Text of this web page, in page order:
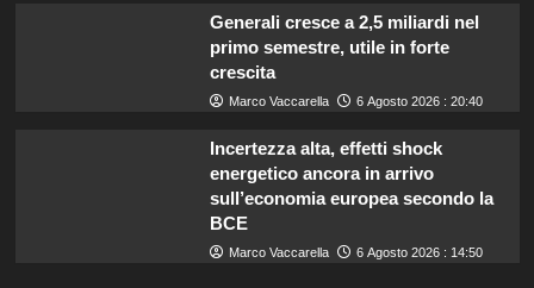
Generali cresce a 2,5 miliardi nel
primo semestre, utile in forte
crescita
Marco Vaccarella 6 Agosto 2026 : 20:40
Incertezza alta, effetti shock
energetico ancora in arrivo
sull’economia europea secondo la
BCE
Marco Vaccarella 6 Agosto 2026 : 14:50